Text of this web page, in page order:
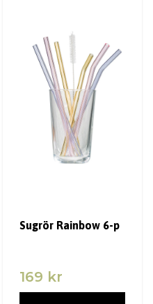
Sugrör Rainbow 6-p
169 kr